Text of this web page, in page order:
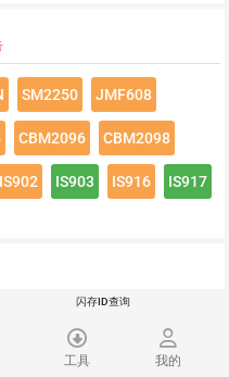
工具 我的
SM2250 JMF608
CBM2096 CBM2098
IS902 IS903 IS916 IS917
闪存ID查询